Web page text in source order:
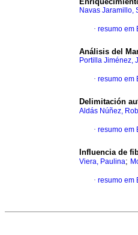
Navas Jaramillo,
· resumo em
Análisis del
Portilla Jiménez,
· resumo em
Delimitación
Aldás Núñez,
· resumo em
Influencia de
Viera, Paulina;
· resumo em